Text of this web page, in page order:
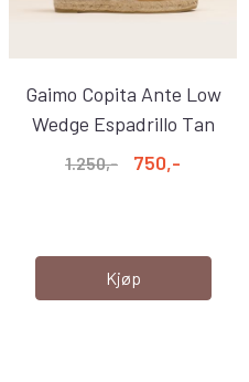
Gaimo Copita Ante Low
Wedge Espadrillo Tan
1.250,- 750,-
Kjøp